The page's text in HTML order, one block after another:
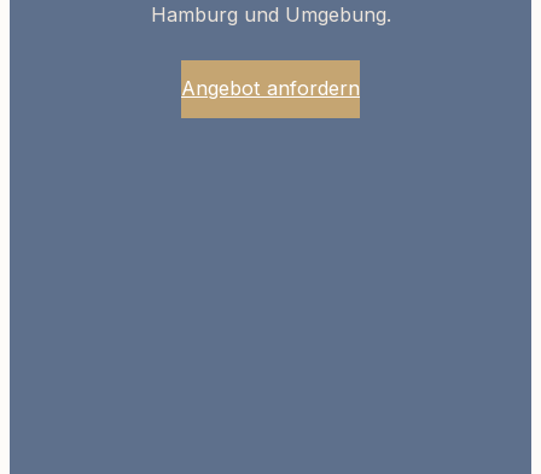
Hamburg und Umgebung.
Angebot anfordern